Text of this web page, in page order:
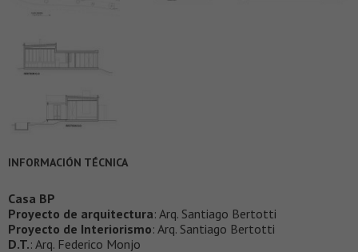
INFORMACIÓN TÉCNICA
Casa BP
Proyecto de arquitectura: Arq. Santiago Bertotti
Proyecto de Interiorismo: Arq. Santiago Bertotti
D.T.: Arq. Federico Monjo